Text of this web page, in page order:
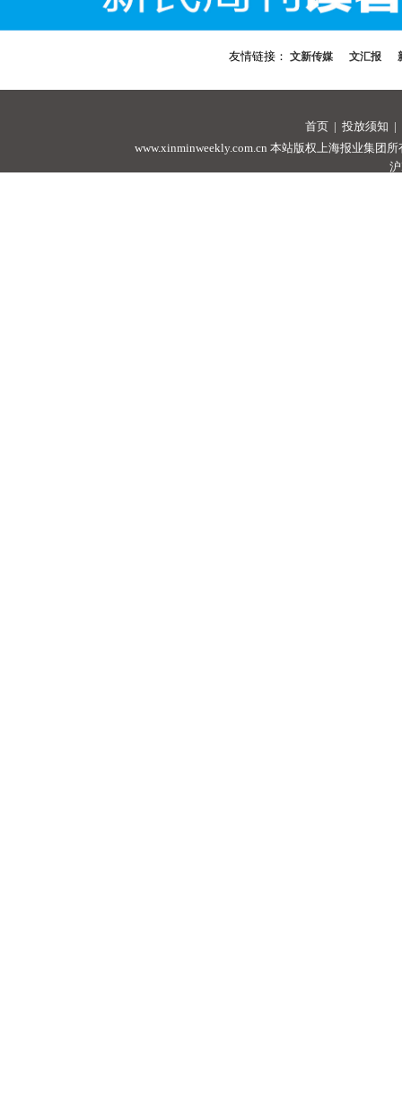
友情链接： 文新传媒 文汇报
首页 | 投放须知 |
www.xinminweekly.com.cn 本站版权上海报业集团所